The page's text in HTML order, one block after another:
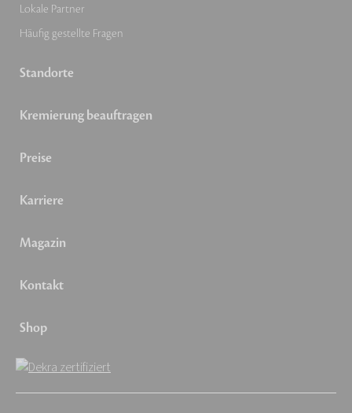
Lokale Partner
Häufig gestellte Fragen
Standorte
Kremierung beauftragen
Preise
Karriere
Magazin
Kontakt
Shop